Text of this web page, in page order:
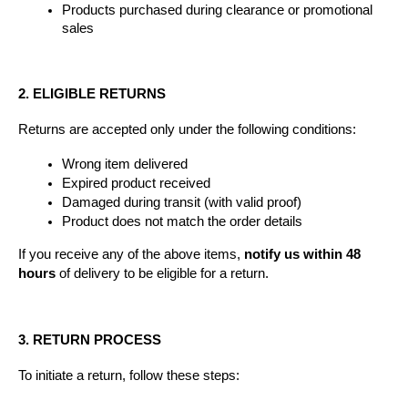
Products purchased during clearance or promotional
sales
2. ELIGIBLE RETURNS
Returns are accepted only under the following conditions:
Wrong item delivered
Expired product received
Damaged during transit (with valid proof)
Product does not match the order details
If you receive any of the above items, notify us within 48
hours of delivery to be eligible for a return.
3. RETURN PROCESS
To initiate a return, follow these steps: